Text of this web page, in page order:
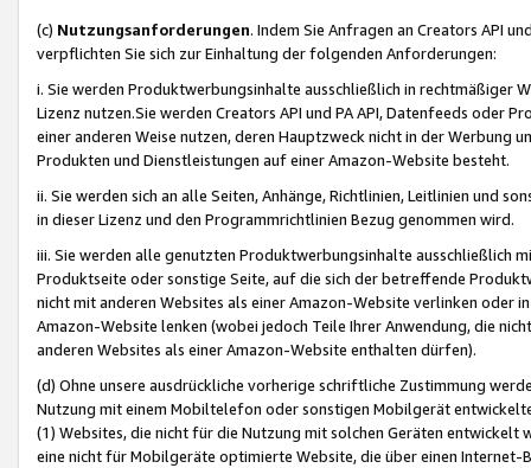
(c) Nutzungsanforderungen. Indem Sie Anfragen an Creators API
verpflichten Sie sich zur Einhaltung der folgenden Anforderungen:
i. Sie werden Produktwerbungsinhalte ausschließlich in rechtmäßiger
Lizenz nutzen.Sie werden Creators API und PA API, Datenfeeds oder
einer anderen Weise nutzen, deren Hauptzweck nicht in der Werbung
Produkten und Dienstleistungen auf einer Amazon-Website besteht.
ii. Sie werden sich an alle Seiten, Anhänge, Richtlinien, Leitlinien und
in dieser Lizenz und den Programmrichtlinien Bezug genommen wird.
iii. Sie werden alle genutzten Produktwerbungsinhalte ausschließlich
Produktseite oder sonstige Seite, auf die sich der betreffende
nicht mit anderen Websites als einer Amazon-Website verlinken oder
Amazon-Website lenken (wobei jedoch Teile Ihrer Anwendung, die
anderen Websites als einer Amazon-Website enthalten dürfen).
(d) Ohne unsere ausdrückliche vorherige schriftliche Zustimmung
Nutzung mit einem Mobiltelefon oder sonstigen Mobilgerät
(1) Websites, die nicht für die Nutzung mit solchen Geräten
eine nicht für Mobilgeräte optimierte Website, die über einen